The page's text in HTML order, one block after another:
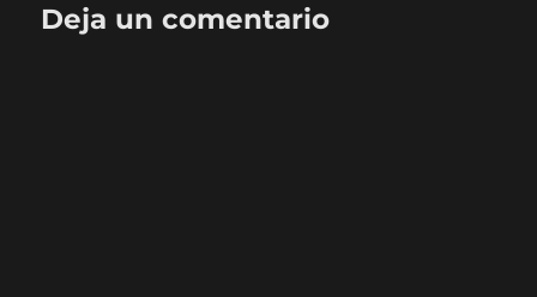
Deja un comentario